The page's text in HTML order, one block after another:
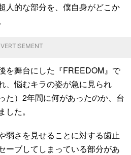
人的な部分を、僕自身がどこか
を舞台にした『FREEDOM』で
、悩むキラの姿が急に見られ
た）2年間に何があったのか、台
た。
弱さを見せることに対する歯止
ーブしてしまっている部分があ